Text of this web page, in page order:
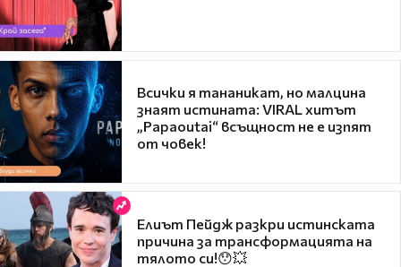
Всички я тананикат, но малцина
знаят истината: VIRAL хитът
„Papaoutai“ всъщност не е изпят
от човек!
Елиът Пейдж разкри истинската
причина за трансформацията на
тялото си!😯💥